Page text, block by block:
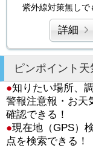
紫外線対策無しで
詳細
ピンポイント
●知りたい場所、
警報注意報・お天
確認できる！
●現在地（GPS）
点を検索できる！